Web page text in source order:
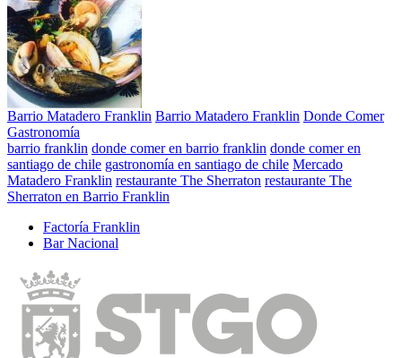
Barrio Matadero Franklin Barrio Matadero Franklin Donde Comer
Gastronomía
barrio franklin donde comer en barrio franklin donde comer en
santiago de chile gastronomía en santiago de chile Mercado
Matadero Franklin restaurante The Sherraton restaurante The
Sherraton en Barrio Franklin
Factoría Franklin
Bar Nacional